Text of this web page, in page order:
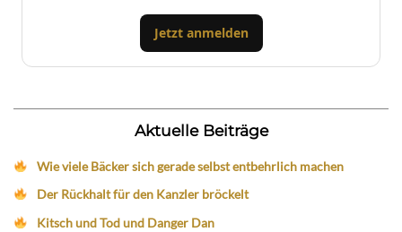
Jetzt anmelden
Aktuelle Beiträge
Wie viele Bäcker sich gerade selbst entbehrlich machen
Der Rückhalt für den Kanzler bröckelt
Kitsch und Tod und Danger Dan